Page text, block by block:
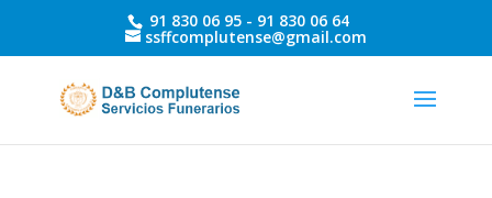
91 830 06 95 - 91 830 06 64
ssffcomplutense@gmail.com